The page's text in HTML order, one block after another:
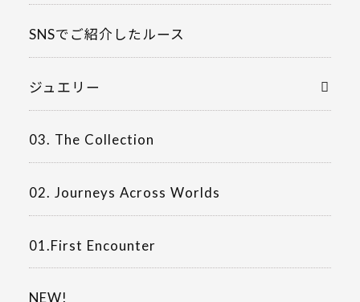
SNSでご紹介したルース
ジュエリー
03. The Collection
02. Journeys Across Worlds
01.First Encounter
NEW!